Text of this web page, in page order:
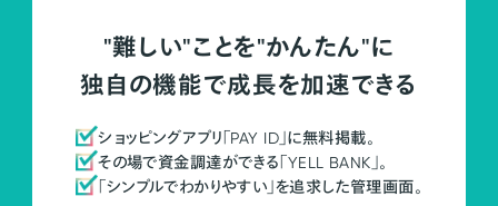
"難しい"ことを"かんたん"に
独自の機能で成長を加速できる
ショッピングアプリ「PAY ID」に無料掲載。
その場で資金調達ができる「YELL BANK」。
「シンプルでわかりやすい」を追求した管理画面。